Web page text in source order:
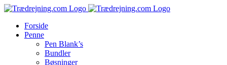
Skip
contentForside
Penne
Pen Blank’s
Bundler
Bøsninger